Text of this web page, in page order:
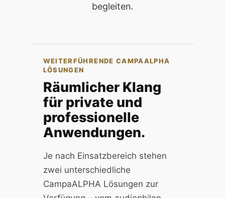
begleiten.
WEITERFÜHRENDE CAMPAALPHA
LÖSUNGEN
Räumlicher Klang
für private und
professionelle
Anwendungen.
Je nach Einsatzbereich stehen
zwei unterschiedliche
CampaALPHA Lösungen zur